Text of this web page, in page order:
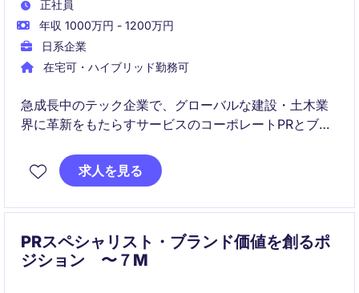
正社員
年収 1000万円 - 1200万円
日系企業
在宅可・ハイブリッド勤務可
急成長中のテック企業で、グローバルな建設・土木業
界に革新をもたらすサービスのコーポレートPRとブラ
外部向けのPR戦略から社内ブランディングまで、メッ
求人を見る
PRスペシャリスト・ブランド価値を創るポ
ジション 〜７M